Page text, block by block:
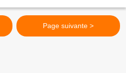
Page suivante >